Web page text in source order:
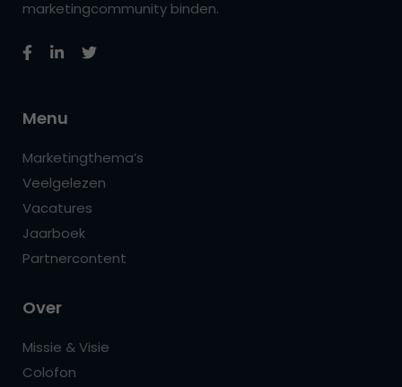
marketingcommunity binden.
Menu
Marketingthema’s
Veelgelezen
Vacatures
Jaarboek
Partnercontent
Over
Missie & Visie
Colofon